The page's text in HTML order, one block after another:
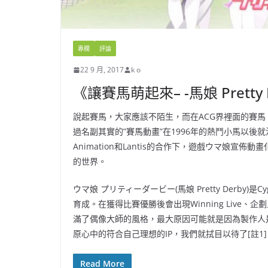
專欄 評論
22 9 月, 2017 k o
《讓賽馬萌起來– -馬娘
說起賽馬，大家應該不陌生，而在ACG界裡面的賽
過名副其實的”賽馬動畫”在1996年的熱鬥小馬以後
Animation和Lantis的合作下，遊戲ウマ娘宣佈動畫
的世界。
ウマ娘 プリティーダービー(馬娘 Pretty Derby)是
育成。在獲得比賽優勝後會出現Winning Live、企
滿了偶像大師的風格，最大原因可能就是因為製作
原心中的符合自己理想的IP，我們就拭目以待了[註
Read More